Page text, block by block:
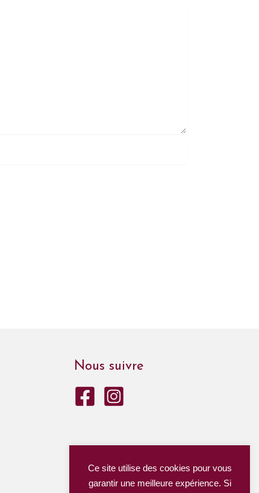
Nous suivre
Ce site utilise des cookies pour vous
garantir une meilleure expérience. Si